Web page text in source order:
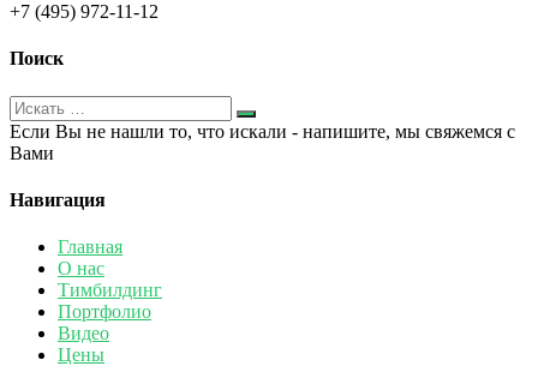
+7 (495) 972-11-12
Поиск
Если Вы не нашли то, что искали - напишите, мы свяжемся с
Вами
Навигация
Главная
О нас
Тимбилдинг
Портфолио
Видео
Цены